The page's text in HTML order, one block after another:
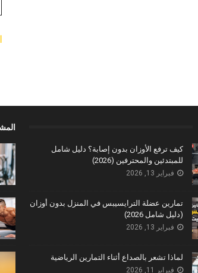
كيف ترفع الأوزان بدون إصابة؟ دليل شامل
للمبتدئين والمحترفين (2026)
فبراير 13, 2026
تمارين عضلة الترايسيبس في المنزل بدون أوزان
(دليل شامل 2026)
فبراير 13, 2026
لماذا تشعر بالصداع أثناء التمارين الرياضية
فبراير 11, 2026